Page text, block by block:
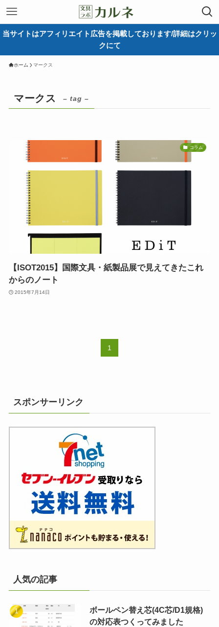
当サイトはアフィリエイト広告を掲載しております/詳細はクリッ
クにて
ホーム マークス
マークス – tag –
コラム
【ISOT2015】国際文具・紙製品展で見えてきたこれ
からのノート
2015年7月14日
1
スポンサーリンク
人気の記事
ボールペン替え芯(4C芯/D1規格)
の対応表つくってみました